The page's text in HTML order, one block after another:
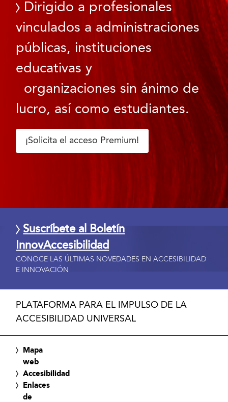
Dirigido a profesionales
vinculados a administraciones
públicas, instituciones
educativas y
organizaciones sin ánimo de
lucro, así como estudiantes.
¡Solicita el acceso Premium!
Suscríbete al Boletín
InnovAccesibilidad
CONOCE LAS ÚLTIMAS NOVEDADES EN ACCESIBILIDAD
E INNOVACIÓN
PLATAFORMA PARA EL IMPULSO DE LA
ACCESIBILIDAD UNIVERSAL
Mapa
web
Accesibilidad
Enlaces
de